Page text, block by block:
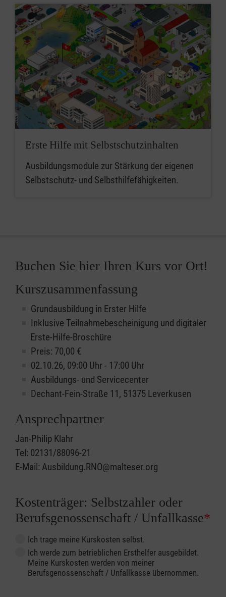
Erste Hilfe mit Selbstschutzinhalten
Ausbildungsmodule zur Stärkung der eigenen
Selbstschutz- und Selbsthilfefähigkeiten.
Buchen Sie hier Ihren Kurs vor Ort!
Kurszusammenfassung
Grundausbildung in Erster Hilfe
Inklusive Teilnahmebescheinigung und digitaler
Erste-Hilfe-Broschüre
Preis: 70,00 €
02.10.26, 09:00 Uhr - 17:00 Uhr
Ausbildungs- und Servicecenter
Dechant-Fein-Straße 11, 51375 Leverkusen
Ansprechpartner
Jan-Philip Klahr
Tel: 02131/88096-21
E-Mail: Ausbildung.RNO@malteser.org
Kostenträger: Selbstzahler oder
Berufsgenossenschaft / Unfallkasse*
Ich trage meine Kurskosten selbst.
Ich werde zum betrieblichen Ersthelfer ausgebildet.
Meine Kurskosten werden von meiner
Berufsgenossenschaft / Unfallkasse übernommen.